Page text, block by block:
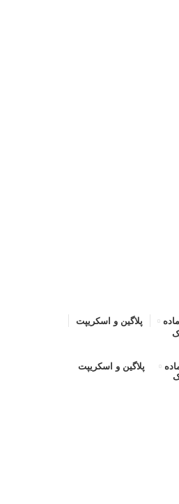
پلاگین و اسکریپت
پلاگین و اسکریپت